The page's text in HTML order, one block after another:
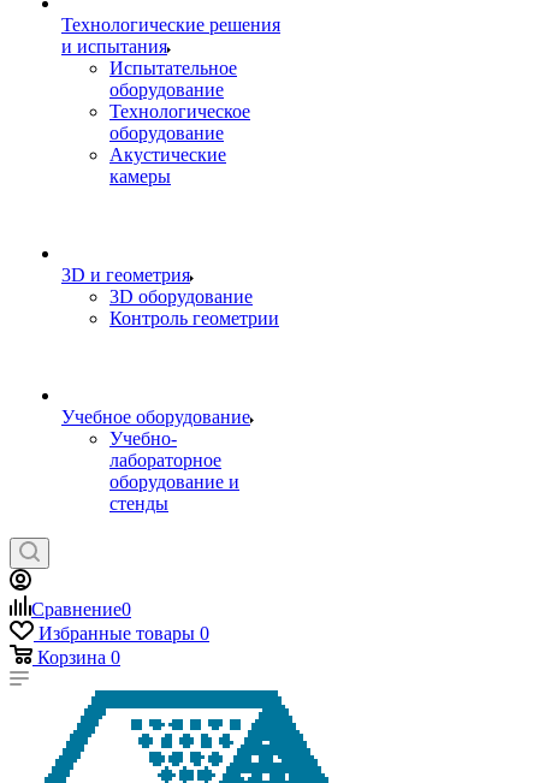
Технологические решения
и испытания
Испытательное
оборудование
Технологическое
оборудование
Акустические
камеры
3D и геометрия
3D оборудование
Контроль геометрии
Учебное оборудование
Учебно-
лабораторное
оборудование и
стенды
Сравнение0
Избранные товары 0
Корзина 0